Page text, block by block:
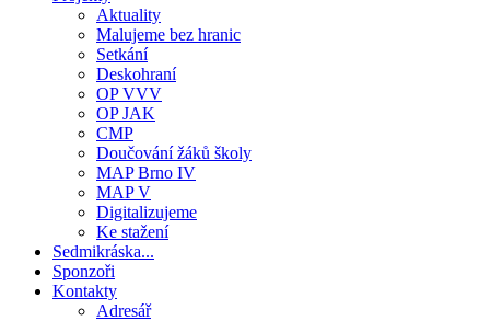
Aktuality
Malujeme bez hranic
Setkání
Deskohraní
OP VVV
OP JAK
CMP
Doučování žáků školy
MAP Brno IV
MAP V
Digitalizujeme
Ke stažení
Sedmikráska...
Sponzoři
Kontakty
Adresář